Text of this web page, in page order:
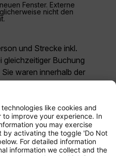
Fenster. Externe
nicht den
und Strecke inkl.
gleichzeitiger Buchung
waren innerhalb der
Bei den für die
Tarifen handelt es
unsere restriktivste
zusätzliche Gebühren
für andere optionale